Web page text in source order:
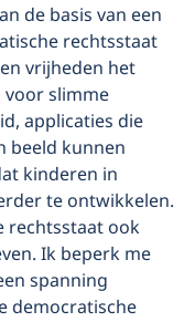
de basis van een
rechtsstaat
vrijheden het
slimme
applicaties die
beeld kunnen
kinderen in
te ontwikkelen.
rechtsstaat ook
Ik beperk me
spanning
democratische